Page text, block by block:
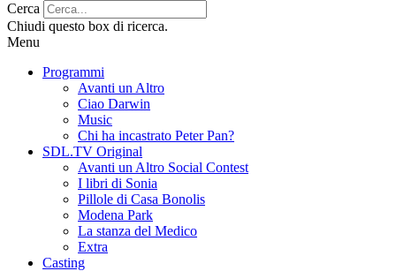
Cerca
Chiudi questo box di ricerca.
Menu
Programmi
Avanti un Altro
Ciao Darwin
Music
Chi ha incastrato Peter Pan?
SDL.TV Original
Avanti un Altro Social Contest
I libri di Sonia
Pillole di Casa Bonolis
Modena Park
La stanza del Medico
Extra
Casting